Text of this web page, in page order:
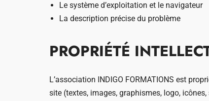
Le système d’exploitation et le navigateur
La description précise du problème
PROPRIÉTÉ
L’association INDIGO FORMATIONS est
site (textes, images, graphismes, logo,